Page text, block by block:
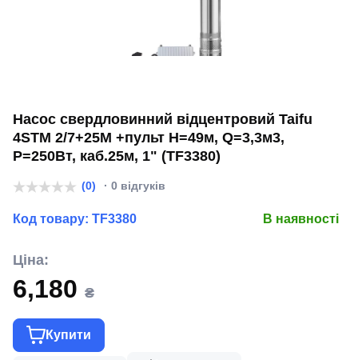
Насос свердловинний відцентровий Taifu
4STM 2/7+25M +пульт Н=49м, Q=3,3м3,
P=250Вт, каб.25м, 1" (TF3380)
(0) · 0 відгуків
Код товару: TF3380 В наявності
Ціна:
6,180 ₴
Купити